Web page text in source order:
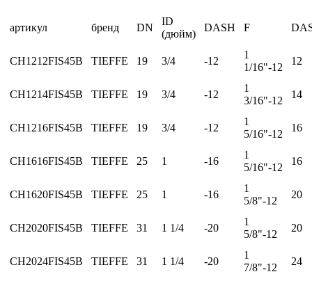
артикул бренд DN
ID
(дюйм)
DASH F
CH1212FIS45B TIEFFE 19 3/4 -12
1
1/16"-12
12
CH1214FIS45B TIEFFE 19 3/4 -12
1
3/16"-12
14
CH1216FIS45B TIEFFE 19 3/4 -12
1
5/16"-12
16
CH1616FIS45B TIEFFE 25 1 -16
1
5/16"-12
16
CH1620FIS45B TIEFFE 25 1 -16
1
5/8"-12
20
CH2020FIS45B TIEFFE 31 1 1/4 -20
1
5/8"-12
20
CH2024FIS45B TIEFFE 31 1 1/4 -20
1
7/8"-12
24